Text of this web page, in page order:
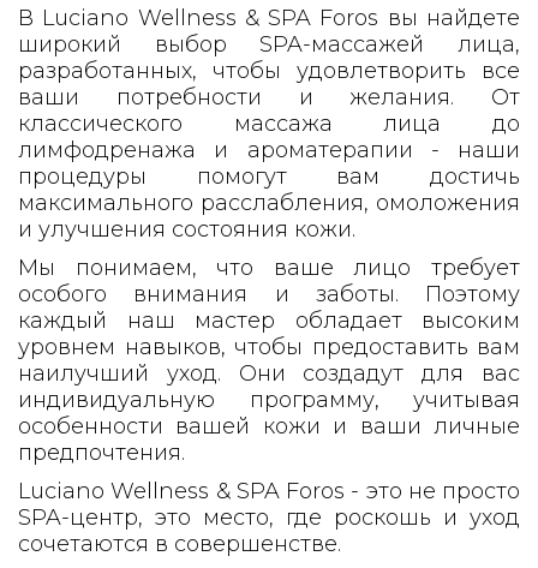
В Luciano Wellness & SPA Foros вы найдете
широкий выбор SPA-массажей лица,
разработанных, чтобы удовлетворить все
ваши потребности и желания. От
классического массажа лица до
лимфодренажа и ароматерапии - наши
процедуры помогут вам достичь
максимального расслабления, омоложения
и улучшения состояния кожи.
Мы понимаем, что ваше лицо требует
особого внимания и заботы. Поэтому
каждый наш мастер обладает высоким
уровнем навыков, чтобы предоставить вам
наилучший уход. Они создадут для вас
индивидуальную программу, учитывая
особенности вашей кожи и ваши личные
предпочтения.
Luciano Wellness & SPA Foros - это не просто
SPA-центр, это место, где роскошь и уход
сочетаются в совершенстве.